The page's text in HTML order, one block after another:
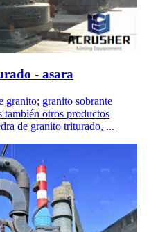
- asara
granito; granito sobrante
otros productos
de granito triturado, ...